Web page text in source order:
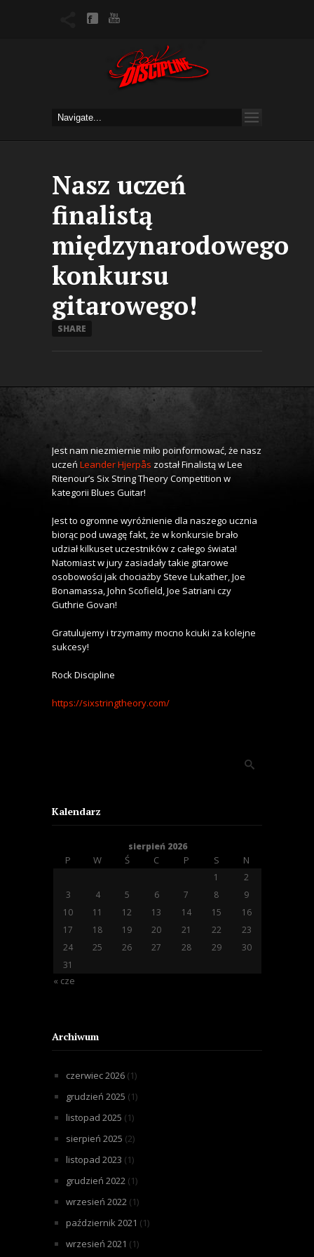
Nasz uczeń
finalistą
międzynarodowego
konkursu
gitarowego!
SHARE
Jest nam niezmiernie miło poinformować, że nasz
uczeń Leander Hjerpås został Finalistą w Lee
Ritenour’s Six String Theory Competition w
kategorii Blues Guitar!
Jest to ogromne wyróżnienie dla naszego ucznia
biorąc pod uwagę fakt, że w konkursie brało
udział kilkuset uczestników z całego świata!
Natomiast w jury zasiadały takie gitarowe
osobowości jak chociażby Steve Lukather, Joe
Bonamassa, John Scofield, Joe Satriani czy
Guthrie Govan!
Gratulujemy i trzymamy mocno kciuki za kolejne
sukcesy!
Rock Discipline
https://sixstringtheory.com/
Kalendarz
sierpień 2026
P W Ś C P S N
« cze
1
2
3
4 5 6 7 8
9
10
11 12 13 14 15
16
17
18 19 20 21 22
23
24
25 26 27 28 29
30
31
Archiwum
czerwiec 2026 (1)
grudzień 2025 (1)
listopad 2025 (1)
sierpień 2025 (2)
listopad 2023 (1)
grudzień 2022 (1)
wrzesień 2022 (1)
październik 2021 (1)
wrzesień 2021 (1)